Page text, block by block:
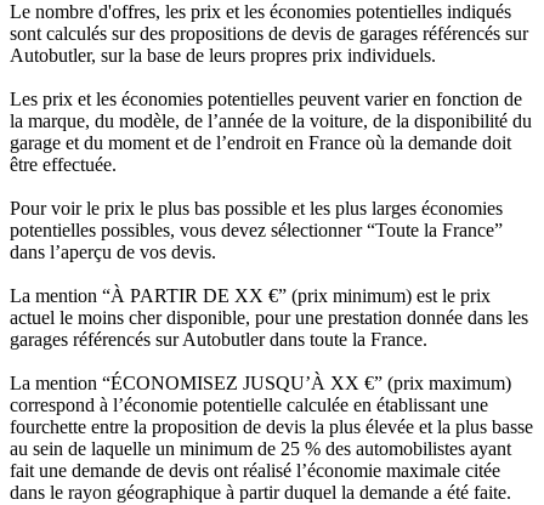
Le nombre d'offres, les prix et les économies potentielles indiqués
sont calculés sur des propositions de devis de garages référencés sur
Autobutler, sur la base de leurs propres prix individuels.
Les prix et les économies potentielles peuvent varier en fonction de
la marque, du modèle, de l’année de la voiture, de la disponibilité du
garage et du moment et de l’endroit en France où la demande doit
être effectuée.
Pour voir le prix le plus bas possible et les plus larges économies
potentielles possibles, vous devez sélectionner “Toute la France”
dans l’aperçu de vos devis.
La mention “À PARTIR DE XX €” (prix minimum) est le prix
actuel le moins cher disponible, pour une prestation donnée dans les
garages référencés sur Autobutler dans toute la France.
La mention “ÉCONOMISEZ JUSQU’À XX €” (prix maximum)
correspond à l’économie potentielle calculée en établissant une
fourchette entre la proposition de devis la plus élevée et la plus basse
au sein de laquelle un minimum de 25 % des automobilistes ayant
fait une demande de devis ont réalisé l’économie maximale citée
dans le rayon géographique à partir duquel la demande a été faite.